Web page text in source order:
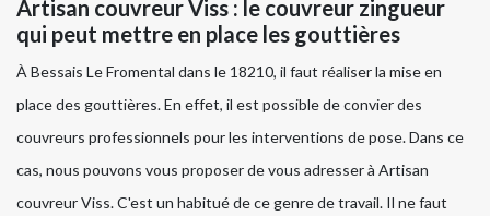
Artisan couvreur Viss : le couvreur zingueur
qui peut mettre en place les gouttières
À Bessais Le Fromental dans le 18210, il faut réaliser la mise en
place des gouttières. En effet, il est possible de convier des
couvreurs professionnels pour les interventions de pose. Dans ce
cas, nous pouvons vous proposer de vous adresser à Artisan
couvreur Viss. C'est un habitué de ce genre de travail. Il ne faut